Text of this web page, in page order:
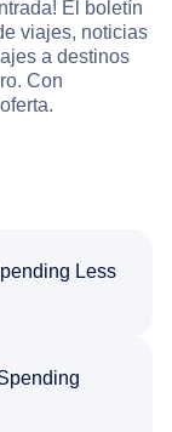
El boletín
viajes, noticias
a destinos
Con
Less